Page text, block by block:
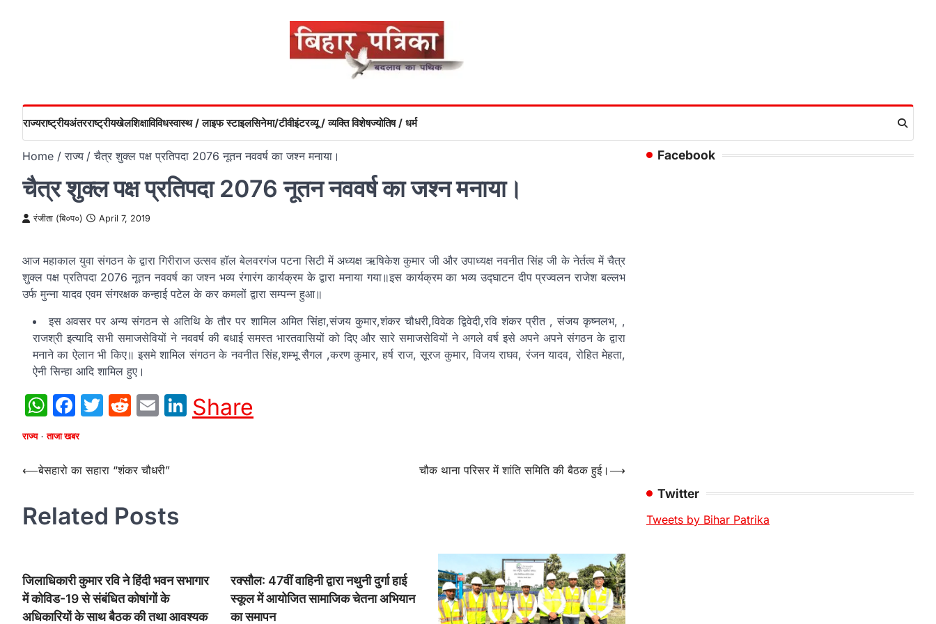
राज्यराष्ट्रीयअंतरराष्ट्रीयखेलशिक्षाविविधस्वास्थ / लाइफ स्टाइलसिनेमा/टीवीइंटरव्यू / व्यक्ति विशेषज्योतिष / धर्म
Home राज्य चैत्र शुक्ल पक्ष प्रतिपदा 2076 नूतन नववर्ष का जश्न मनाया।
चैत्र शुक्ल पक्ष प्रतिपदा 2076 नूतन नववर्ष का जश्न मनाया।
रंजीता (बि०प०) April 7, 2019
आज महाकाल युवा संगठन के द्वारा गिरीराज उत्सव हॉल बेलवरगंज पटना सिटी में अध्यक्ष ऋषिकेश कुमार जी और उपाध्यक्ष नवनीत सिंह जी के नेर्तत्व में चैत्र
शुक्ल पक्ष प्रतिपदा 2076 नूतन नववर्ष का जश्न भव्य रंगारंग कार्यक्रम के द्वारा मनाया गया॥इस कार्यक्रम का भव्य उद्घाटन दीप प्रज्वलन राजेश बल्लभ
उर्फ मुन्ना यादव एवम संगरक्षक कन्हाई पटेल के कर कमलों द्वारा सम्पन्न हुआ॥
इस अवसर पर अन्य संगठन से अतिथि के तौर पर शामिल अमित सिंहा,संजय कुमार,शंकर चौधरी,विवेक द्विवेदी,रवि शंकर प्रीत , संजय कृष्नलभ, ,
राजश्री इत्यादि सभी समाजसेवियों ने नववर्ष की बधाई समस्त भारतवासियों को दिए और सारे समाजसेवियों ने अगले वर्ष इसे अपने अपने संगठन के द्वारा
मनाने का ऐलान भी किए॥ इसमे शामिल संगठन के नवनीत सिंह,शम्भू सैगल ,करण कुमार, हर्ष राज, सूरज कुमार, विजय राघव, रंजन यादव, रोहित मेहता,
ऐनी सिन्हा आदि शामिल हुए।
WhatsApp
Facebook
Twitter
Reddit
EmailLinkedIn
Share
राज्य ताजा खबर
Post
⟵बेसहारो का सहारा “शंकर चौधरी” चौक थाना परिसर में शांति समिति की बैठक हुई। ⟶
Related Posts
जिलाधिकारी कुमार रवि ने हिंदी भवन सभागार
में कोविड-19 से संबंधित कोषांगों के
अधिकारियों के साथ बैठक की तथा आवश्यक
रक्सौल: 47वीं वाहिनी द्वारा नथुनी दुर्गा हाई
स्कूल में आयोजित सामाजिक चेतना अभियान
का समापन
Facebook
Twitter
Tweets by Bihar Patrika